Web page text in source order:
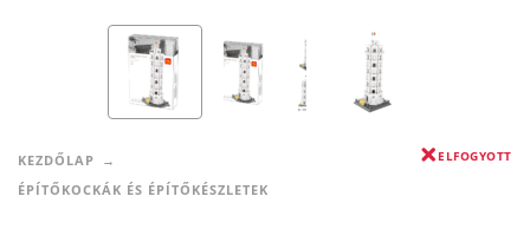
KEZDŐLAP
ÉPÍTŐKOCKÁK ÉS ÉPÍTŐKÉSZLETEK
ELFOGYOTT